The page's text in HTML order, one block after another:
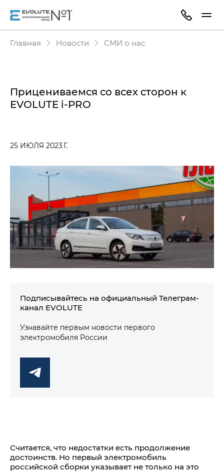
Главная Новости СМИ о нас
Прицениваемся со всех сторон к
EVOLUTE i‑PRO
25 ИЮЛЯ 2023 Г.
Подписывайтесь на официальный Телеграм-
канал EVOLUTE
Узнавайте первым новости первого
электромобиля России
Считается, что недостатки есть продолжение
достоинств. Но первый электромобиль
российской сборки указывает не только на это